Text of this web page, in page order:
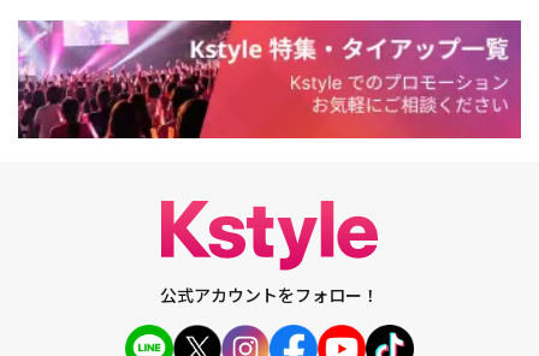
公式アカウントをフォロー！